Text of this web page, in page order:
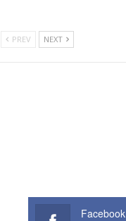
PREV NEXT
Facebook